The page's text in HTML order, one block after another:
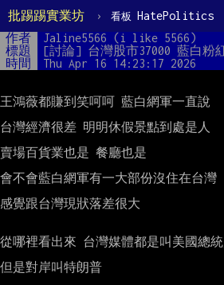
批踢踢實業坊 › 看板 HatePolitics
作者 Jaline5566 (i like 5566)
標題
[討論] 台灣股市37000 藍白粉
時間
Thu Apr 16 14:23:17 2026
王鴻薇都賺到笑呵呵 藍白網軍一直說
台灣經濟很差 明明休假景點到處是人
賣場百貨業也是 餐廳也是
會不會藍白網軍有一大部份沒住在台灣
感覺跟台灣現狀落差很大
從哪裡看出來 台灣媒體都是叫美國總
但是對岸叫特朗普